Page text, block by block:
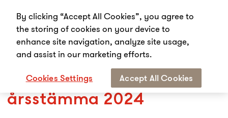
Start Media Pressmeddelanden Kommuniké från Nobias årsstämma 2024
Kommuniké från Nobias
årsstämma 2024
By clicking “Accept All Cookies”, you agree to
the storing of cookies on your device to
enhance site navigation, analyze site usage,
and assist in our marketing efforts.
Cookies Settings Accept All Cookies